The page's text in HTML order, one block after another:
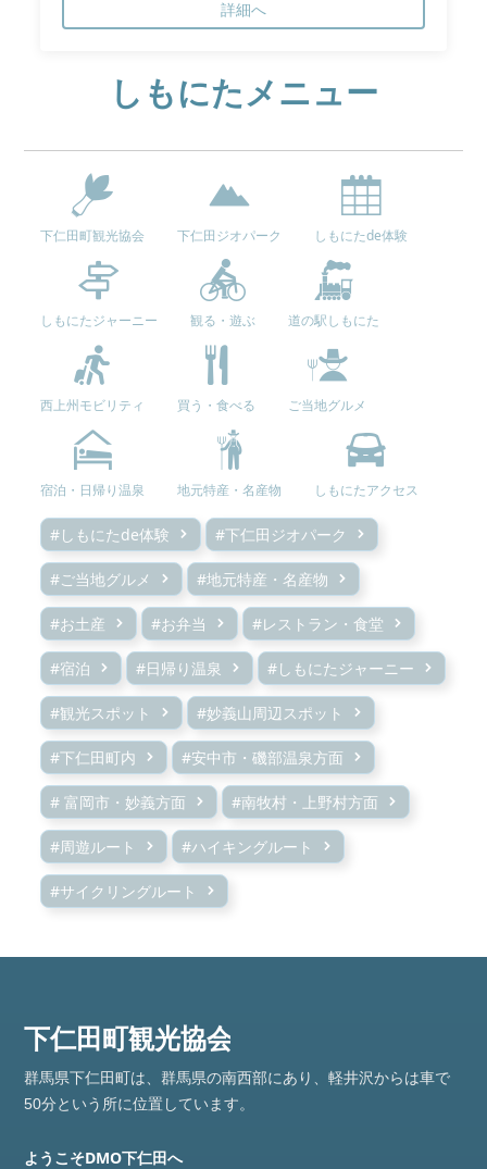
詳細へ
しもにたメニュー
下仁田町観光協会 下仁田ジオパーク しもにたde体験
しもにたジャーニー 観る・遊ぶ 道の駅しもにた
西上州モビリティ 買う・食べる ご当地グルメ
宿泊・日帰り温泉 地元特産・名産物 しもにたアクセス
#しもにたde体験 #下仁田ジオパーク
#ご当地グルメ #地元特産・名産物
#お土産 #お弁当 #レストラン・食堂
#宿泊 #日帰り温泉 #しもにたジャーニー
#観光スポット #妙義山周辺スポット
#下仁田町内 #安中市・磯部温泉方面
# 富岡市・妙義方面 #南牧村・上野村方面
#周遊ルート #ハイキングルート
#サイクリングルート
群馬県下仁田町は、群馬県の南西部にあり、軽井沢からは車で
50分という所に位置しています。
ようこそDMO下仁田へ